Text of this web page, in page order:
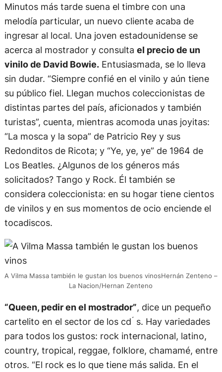
Minutos más tarde suena el timbre con una
melodía particular, un nuevo cliente acaba de
ingresar al local. Una joven estadounidense se
acerca al mostrador y consulta el precio de un
vinilo de David Bowie.Entusiasmada, se lo lleva
sin dudar. “Siempre confié en el vinilo y aún tiene
su público fiel. Llegan muchos coleccionistas de
distintas partes del país, aficionados y también
turistas”, cuenta, mientras acomoda unas joyitas:
“La mosca y la sopa” de Patricio Rey y sus
Redonditos de Ricota; y “Ye, ye, ye” de 1964 de
Los Beatles. ¿Algunos de los géneros más
solicitados? Tango y Rock. Él también se
considera coleccionista: en su hogar tiene cientos
de vinilos y en sus momentos de ocio enciende el
tocadiscos.
A Vilma Massa también le gustan los buenos vinosHernán Zenteno –
La Nacion/Hernan Zenteno
“Queen, pedir en el mostrador”, dice un pequeño
cartelito en el sector de los cd ́ s. Hay variedades
para todos los gustos: rock internacional, latino,
country, tropical, reggae, folklore, chamamé, entre
otros. “El rock es lo que tiene más salida. En el